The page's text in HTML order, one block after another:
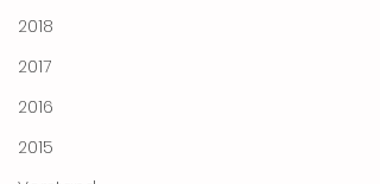
2018
2017
2016
2015